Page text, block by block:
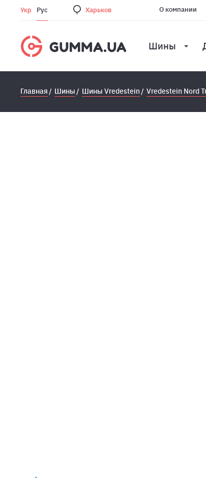
Укр Рус Харьков О компании
Шины
Главная Шины Шины Vredestein Vredestein Nord